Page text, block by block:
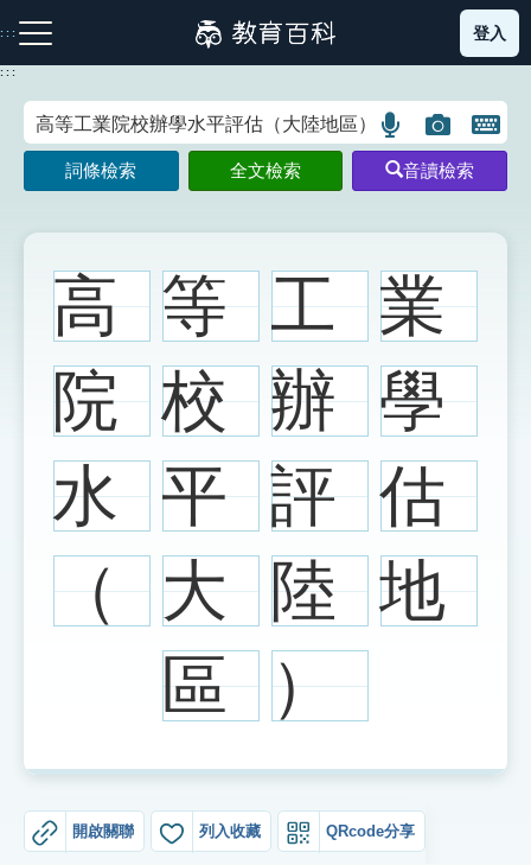
到
主
:::
注音索引圖示 筆畫索引圖示 部首索引表圖示
網站導覽
生字詞彙表
成語故事
知識索引
生命大百科索引
教學應用
登入
:::
語
言
搜
示
圖
片
搜
示
開
鍵
圖
詞條檢索 全文檢索 音讀檢索
高 等 工 業
院 校 辦 學
水 平 評 估
（ 大 陸 地
區 ）
開啟關聯 列入收藏 QRcode分享